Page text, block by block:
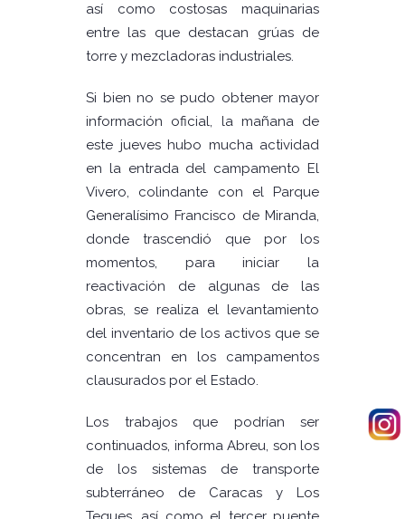
así como costosas maquinarias
entre las que destacan grúas de
torre y mezcladoras industriales.
Si bien no se pudo obtener mayor
información oficial, la mañana de
este jueves hubo mucha actividad
en la entrada del campamento El
Vivero, colindante con el Parque
Generalísimo Francisco de Miranda,
donde trascendió que por los
momentos, para iniciar la
reactivación de algunas de las
obras, se realiza el levantamiento
del inventario de los activos que se
concentran en los campamentos
clausurados por el Estado.
Los trabajos que podrían ser
continuados, informa Abreu, son los
de los sistemas de transporte
subterráneo de Caracas y Los